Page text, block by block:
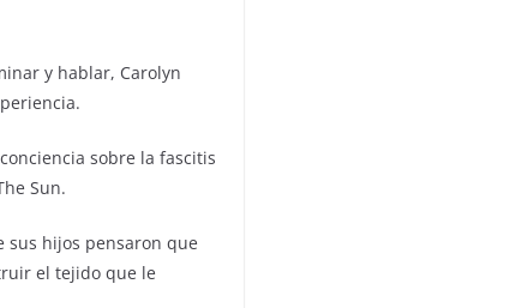
y hablar, Carolyn
sobre la fascitis
Sun.
sus hijos pensaron que
el tejido que le